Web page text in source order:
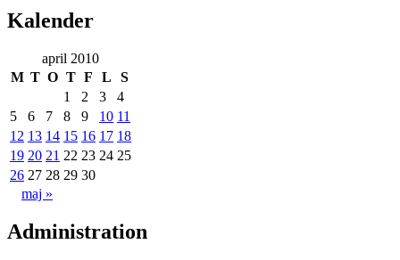
Kalender
april 2010
M T O T F L
S
1
2 3
4
5
6 7 8 9 10 11
12 13 14 15 16 17 18
19 20 21 22 23 24 25
26 27 28 29 30
maj »
Administration